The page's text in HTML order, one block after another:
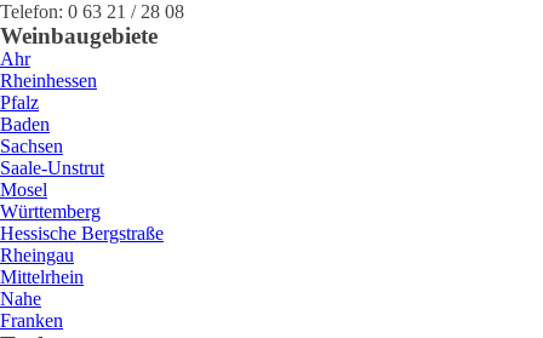
Telefon: 0 63 21 / 28 08
Weinbaugebiete
Ahr
Rheinhessen
Pfalz
Baden
Sachsen
Saale-Unstrut
Mosel
Württemberg
Hessische Bergstraße
Rheingau
Mittelrhein
Nahe
Franken